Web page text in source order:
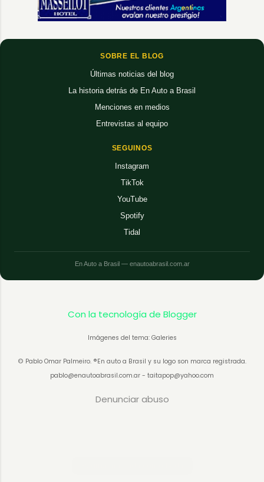
SOBRE EL BLOG
Últimas noticias del blog
La historia detrás de En Auto a Brasil
Menciones en medios
Entrevistas al equipo
SEGUINOS
Instagram
TikTok
YouTube
Spotify
Tidal
En Auto a Brasil — enautoabrasil.com.ar
Con la tecnología de Blogger
Imágenes del tema: Galeries
© Pablo Omar Palmeiro. ®En auto a Brasil y su logo son marca registrada.
pablo@enautoabrasil.com.ar - taitapop@yahoo.com
Denunciar abuso